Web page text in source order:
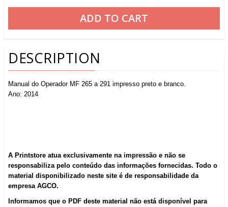
DESCRIPTION
Manual do Operador MF 265 a 291 impresso preto e branco.
Ano: 2014
A Printstore atua exclusivamente na impressão e não se
responsabiliza pelo conteúdo das informações fornecidas. Todo o
material disponibilizado neste site é de responsabilidade da
empresa AGCO.
Informamos que o PDF deste material não está disponível para